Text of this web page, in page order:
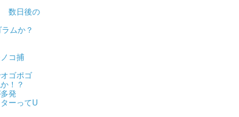
数日後の
ムか？
コ捕
ゴポゴ
！？
発
ーってU